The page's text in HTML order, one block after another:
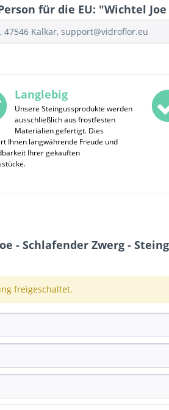
für die EU: "Wichtel Joe
Kalkar, support@vidroflor.eu
Langlebig
Unsere Steingussprodukte werden
ausschließlich aus frostfesten
Materialien gefertigt. Dies
Ihnen langwährende Freude und
Ihrer gekauften
- Schlafender Zwerg -
freigeschaltet.